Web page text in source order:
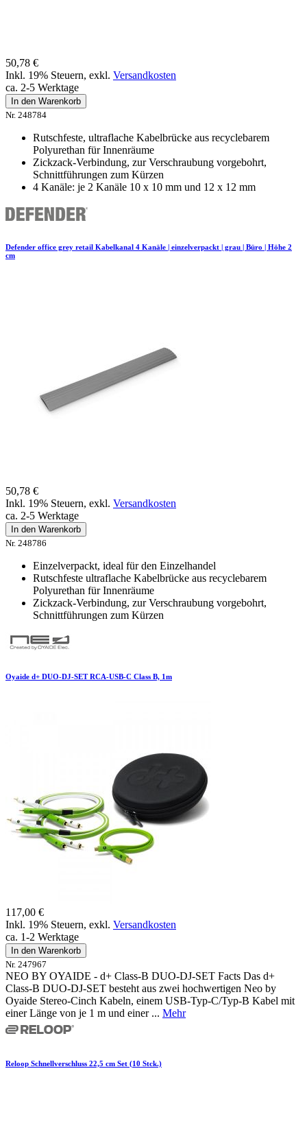
50,78 €
Inkl. 19% Steuern, exkl. Versandkosten
ca. 2-5 Werktage
In den Warenkorb
Nr. 248784
Rutschfeste, ultraflache Kabelbrücke aus recyclebarem
Polyurethan für Innenräume
Zickzack-Verbindung, zur Verschraubung vorgebohrt,
Schnittführungen zum Kürzen
4 Kanäle: je 2 Kanäle 10 x 10 mm und 12 x 12 mm
Defender office grey retail Kabelkanal 4 Kanäle | einzelverpackt | grau | Büro | Höhe 2
cm
50,78 €
Inkl. 19% Steuern, exkl. Versandkosten
ca. 2-5 Werktage
In den Warenkorb
Nr. 248786
Einzelverpackt, ideal für den Einzelhandel
Rutschfeste ultraflache Kabelbrücke aus recyclebarem
Polyurethan für Innenräume
Zickzack-Verbindung, zur Verschraubung vorgebohrt,
Schnittführungen zum Kürzen
Oyaide d+ DUO-DJ-SET RCA-USB-C Class B, 1m
117,00 €
Inkl. 19% Steuern, exkl. Versandkosten
ca. 1-2 Werktage
In den Warenkorb
Nr. 247967
NEO BY OYAIDE - d+ Class-B DUO-DJ-SET Facts Das d+
Class-B DUO-DJ-SET besteht aus zwei hochwertigen Neo by
Oyaide Stereo-Cinch Kabeln, einem USB-Typ-C/Typ-B Kabel mit
einer Länge von je 1 m und einer ... Mehr
Reloop Schnellverschluss 22,5 cm Set (10 Stck.)